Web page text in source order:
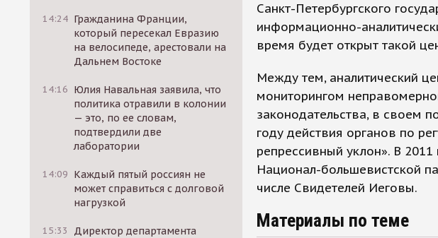
14:24 Гражданина Франции,
который пересекал Евразию
на велосипеде, арестовали на
Дальнем Востоке
14:16 Юлия Навальная заявила, что
политика отравили в колонии
— это, по ее словам,
подтвердили две
лаборатории
14:09 Каждый пятый россиян не
может справиться с долговой
нагрузкой
15:33
Директор департамента
Санкт-Петербургского
информационно-
время будет открыт такой
Между тем, аналитический
мониторингом
законодательства, в своем
году действия органов по
репрессивный уклон». В
Национал-большевистской
числе Свидетелей Иеговы.
Материалы по теме